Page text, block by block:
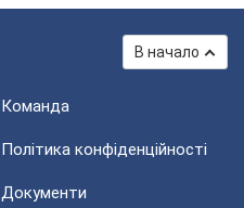
В начало
Команда
Політика конфіденційності
Документи